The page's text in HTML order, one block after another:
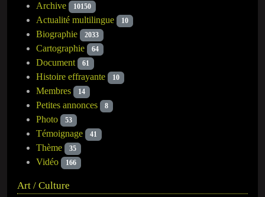
Archive 10150
Actualité multilingue 10
Biographie 2033
Cartographie 64
Document 61
Histoire effrayante 10
Membres 14
Petites annonces 8
Photo 53
Témoignage 41
Thème 35
Vidéo 166
Art / Culture